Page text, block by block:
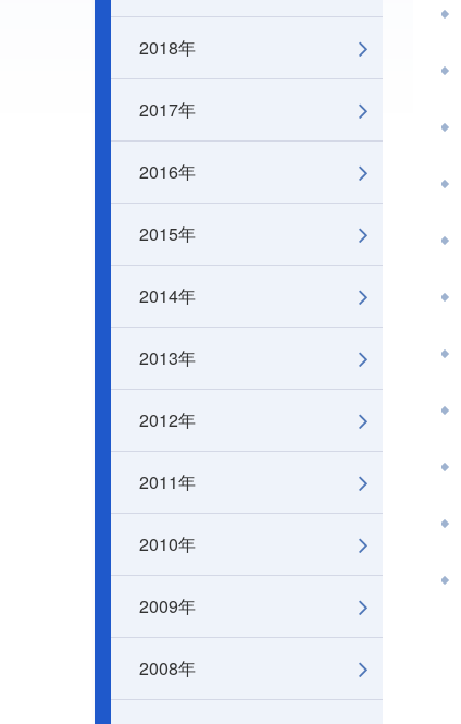
2018年
2017年
2016年
2015年
2014年
2013年
2012年
2011年
2010年
2009年
2008年